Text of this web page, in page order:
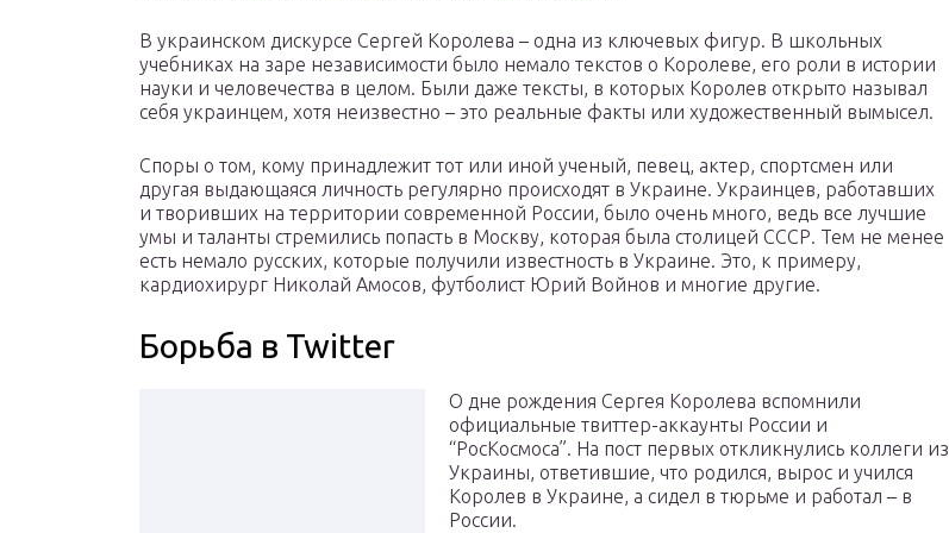
В украинском дискурсе Сергей Королева – одна из ключевых фигур. В школьных
учебниках на заре независимости было немало текстов о Королеве, его роли в истории
науки и человечества в целом. Были даже тексты, в которых Королев открыто называл
себя украинцем, хотя неизвестно – это реальные факты или художественный вымысел.
Споры о том, кому принадлежит тот или иной ученый, певец, актер, спортсмен или
другая выдающаяся личность регулярно происходят в Украине. Украинцев, работавших
и творивших на территории современной России, было очень много, ведь все лучшие
умы и таланты стремились попасть в Москву, которая была столицей СССР. Тем не менее
есть немало русских, которые получили известность в Украине. Это, к примеру,
кардиохирург Николай Амосов, футболист Юрий Войнов и многие другие.
Борьба в Twitter
О дне рождения Сергея Королева вспомнили
официальные твиттер-аккаунты России и
“РосКосмоса”. На пост первых откликнулись коллеги из
Украины, ответившие, что родился, вырос и учился
Королев в Украине, а сидел в тюрьме и работал – в
России.